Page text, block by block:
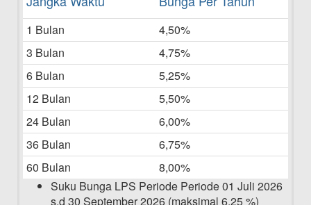
Laporan Keuangan Berkelanjutan
06-05-2025
Daftar Pemenang Undian TAMASHA
Bulan April 2025
15-04-2025
Pengumuman Nama Baru Perusahaan
1 Bulan
4,50%
3 Bulan
4,75%
6 Bulan
5,25%
12 Bulan
5,50%
24 Bulan
6,00%
36 Bulan
6,75%
60 Bulan
8,00%
Suku Bunga LPS Periode Periode 01 Juli 2026
s.d 30 September 2026 (maksimal 6,25 %)